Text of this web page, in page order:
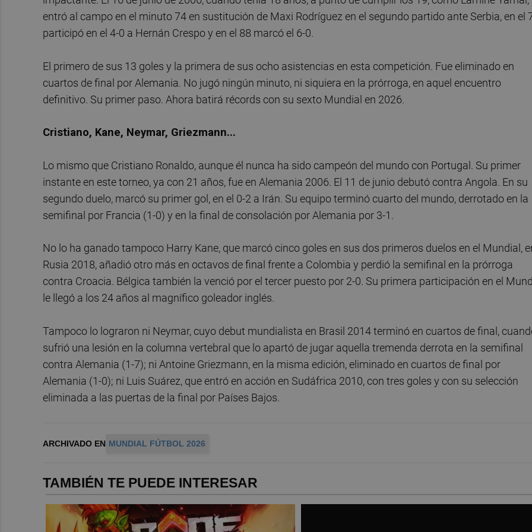
entró al campo en el minuto 74 en sustitución de Maxi Rodríguez en el segundo partido ante Serbia, en el
participó en el 4-0 a Hernán Crespo y en el 88 marcó el 6-0.
El primero de sus 13 goles y la primera de sus ocho asistencias en esta competición. Fue eliminado en
cuartos de final por Alemania. No jugó ningún minuto, ni siquiera en la prórroga, en aquel encuentro
definitivo. Su primer paso. Ahora batirá récords con su sexto Mundial en 2026.
Cristiano, Kane, Neymar, Griezmann...
Lo mismo que Cristiano Ronaldo, aunque él nunca ha sido campeón del mundo con Portugal. Su primer
instante en este torneo, ya con 21 años, fue en Alemania 2006. El 11 de junio debutó contra Angola. En su
segundo duelo, marcó su primer gol, en el 0-2 a Irán. Su equipo terminó cuarto del mundo, derrotado en la
semifinal por Francia (1-0) y en la final de consolación por Alemania por 3-1.
No lo ha ganado tampoco Harry Kane, que marcó cinco goles en sus dos primeros duelos en el Mundial,
Rusia 2018, añadió otro más en octavos de final frente a Colombia y perdió la semifinal en la prórroga
contra Croacia. Bélgica también la venció por el tercer puesto por 2-0. Su primera participación en el
le llegó a los 24 años al magnífico goleador inglés.
Tampoco lo lograron ni Neymar, cuyo debut mundialista en Brasil 2014 terminó en cuartos de final,
sufrió una lesión en la columna vertebral que lo apartó de jugar aquella tremenda derrota en la semifinal
contra Alemania (1-7); ni Antoine Griezmann, en la misma edición, eliminado en cuartos de final por
Alemania (1-0); ni Luis Suárez, que entró en acción en Sudáfrica 2010, con tres goles y con su selección
eliminada a las puertas de la final por Países Bajos.
ARCHIVADO EN MUNDIAL FÚTBOL 2026
TAMBIÉN TE PUEDE INTERESAR